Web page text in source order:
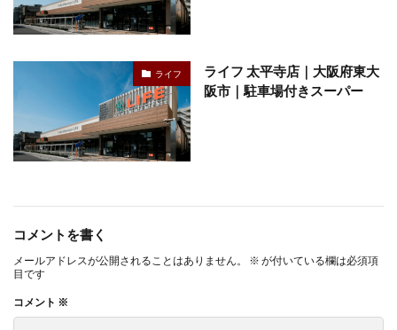
ライフ
ライフ 太平寺店｜大阪府東大
阪市｜駐車場付きスーパー
コメントを書く
メールアドレスが公開されることはありません。 ※ が付いている欄は必須項
目です
コメント ※